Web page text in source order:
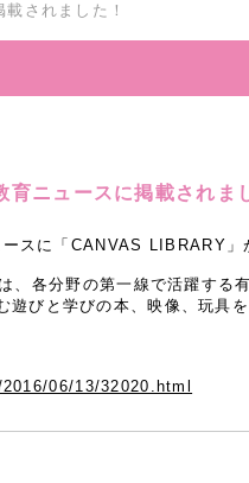
されました！
育ニュースに掲載されま
スに「CANVAS LIBRARY」
、各分野の第一線で活躍する
遊びと学びの本、映像、玩具
06/13/32020.html